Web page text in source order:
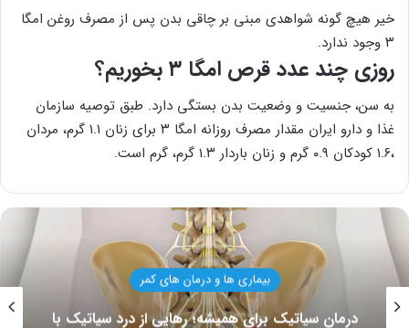
خیر هیچ گونه شواهدی مبنی بر چاقی بدن پس از مصرف روغن امگا
۳ وجود ندارد.
روزی چند عدد قرص امگا ۳ بخوریم؟
به سن، جنسیت و وضعیت بدن بستگی دارد. طبق توصیه سازمان
غذا و دارو ایران مقدار مصرف روزانه امگا ۳ برای زنان ۱.۱ گرم، مردان
،۱.۶ کودکان ۰.۹ گرم و زنان باردار ۱.۳ گرم، گرم است.
بیماری ها و درمان های زانو
کیست مینیسک زانو چیست؟ علائم و روش‌های